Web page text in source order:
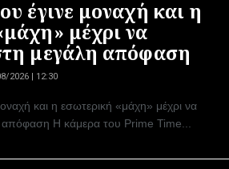
έγινε μοναχή και η
μέχρι να
μεγάλη απόφαση
2026 | 12:30
και η εσωτερική «μάχη» μέχρι να
απόφαση Η κάμερα του Prime Time...